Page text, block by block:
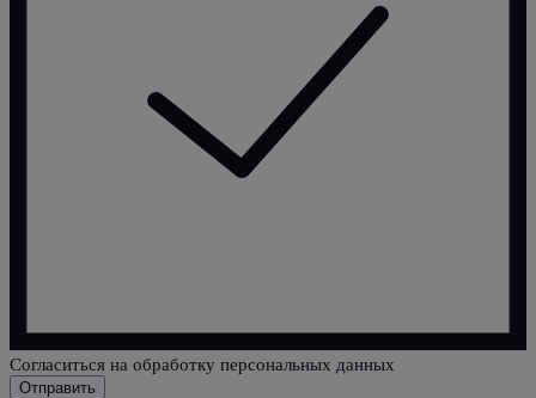
Cогласиться на обработку персональных данных
Отправить